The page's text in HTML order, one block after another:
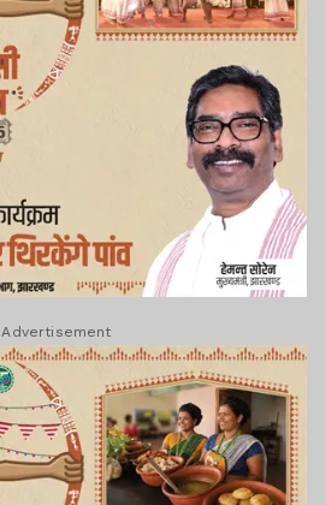
Advertisement